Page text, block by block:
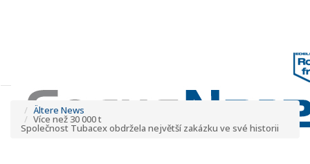
Ältere News
Více než 30 000 t
Společnost Tubacex obdržela největší zakázku ve své historii